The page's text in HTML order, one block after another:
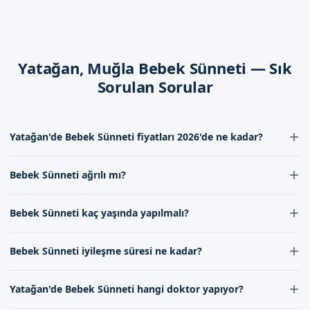
Bebek sünneti sonrası, bebeğin yarasına dikkat etmek,
pansuman yapmak ve bebeğin rahatını sağlamak önemlidir.
Sünnetçim olarak, Muğla Yatağan'da bebek sünneti hizmeti
İletişim kanallarımız aracılığıyla, uzman doktorumuzla
ulaşabilirsiniz.
Yatağan, Muğla Bebek Sünneti — Sık
Sorulan Sorular
Yatağan'de Bebek Sünneti fiyatları 2026'de ne kadar?
deneyimi ve kullanılan malzemelerin kalitesine göre
ulaşabilirsiniz.
Bebek Sünneti ağrılı mı?
Sünneti işlemi lokal anestezi altında yapıldığı için ağrı hissedilmez.
Bebek Sünneti kaç yaşında yapılmalı?
Ancak bu süre doktorumuzun bebeklerin sağlık durumuna göre
Bebek Sünneti iyileşme süresi ne kadar?
bebeklerin temizliği ve bakımından dikkat etmek gerekir.
Yatağan'de Bebek Sünneti hangi doktor yapıyor?